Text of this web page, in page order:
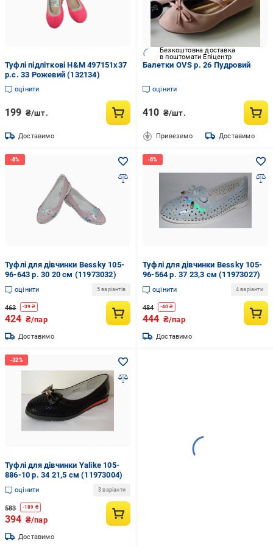
Туфлі підліткові H&M 497151х37
р.с. 33 Рожевий (132134)
оцінити
199 ₴/шт.
Доставимо
Безкоштовна доставка
в поштомати Епіцентр
Балетки OVS р. 26 Пудровий
оцінити
410 ₴/шт.
Привеземо Доставимо
Туфлі для дівчинки Bessky 105-
96-643 р. 30 20 см (11973032)
оцінити 5 варіантів
463 -39 ₴
424 ₴/пар
Доставимо
Туфлі для дівчинки Bessky 105-
96-564 р. 37 23,3 см (11973027)
оцінити 4 варіанти
484 -40 ₴
444 ₴/пар
Доставимо
Туфлі для дівчинки Yalike 105-
886-10 р. 34 21,5 см (11973004)
оцінити 3 варіанти
583 -189 ₴
394 ₴/пар
Доставимо